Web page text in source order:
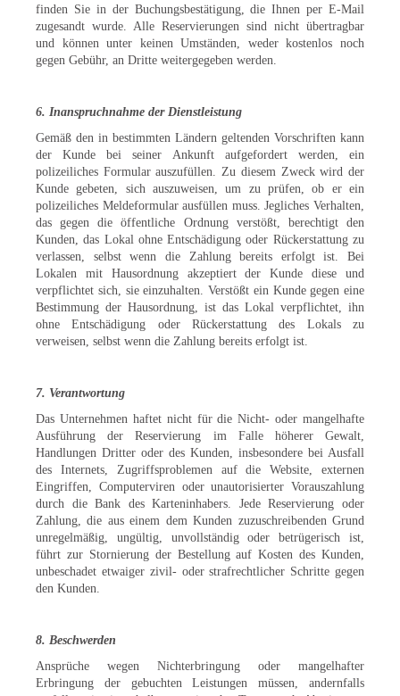
finden Sie in der Buchungsbestätigung, die Ihnen per E-Mail
zugesandt wurde. Alle Reservierungen sind nicht übertragbar
und können unter keinen Umständen, weder kostenlos noch
gegen Gebühr, an Dritte weitergegeben werden.
6. Inanspruchnahme der Dienstleistung
Gemäß den in bestimmten Ländern geltenden Vorschriften kann
der Kunde bei seiner Ankunft aufgefordert werden, ein
polizeiliches Formular auszufüllen. Zu diesem Zweck wird der
Kunde gebeten, sich auszuweisen, um zu prüfen, ob er ein
polizeiliches Meldeformular ausfüllen muss. Jegliches Verhalten,
das gegen die öffentliche Ordnung verstößt, berechtigt den
Kunden, das Lokal ohne Entschädigung oder Rückerstattung zu
verlassen, selbst wenn die Zahlung bereits erfolgt ist. Bei
Lokalen mit Hausordnung akzeptiert der Kunde diese und
verpflichtet sich, sie einzuhalten. Verstößt ein Kunde gegen eine
Bestimmung der Hausordnung, ist das Lokal verpflichtet, ihn
ohne Entschädigung oder Rückerstattung des Lokals zu
verweisen, selbst wenn die Zahlung bereits erfolgt ist.
7. Verantwortung
Das Unternehmen haftet nicht für die Nicht- oder mangelhafte
Ausführung der Reservierung im Falle höherer Gewalt,
Handlungen Dritter oder des Kunden, insbesondere bei Ausfall
des Internets, Zugriffsproblemen auf die Website, externen
Eingriffen, Computerviren oder unautorisierter Vorauszahlung
durch die Bank des Karteninhabers. Jede Reservierung oder
Zahlung, die aus einem dem Kunden zuzuschreibenden Grund
unregelmäßig, ungültig, unvollständig oder betrügerisch ist,
führt zur Stornierung der Bestellung auf Kosten des Kunden,
unbeschadet etwaiger zivil- oder strafrechtlicher Schritte gegen
den Kunden.
8. Beschwerden
Ansprüche wegen Nichterbringung oder mangelhafter
Erbringung der gebuchten Leistungen müssen, andernfalls